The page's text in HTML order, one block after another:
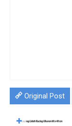
Original Post
✚